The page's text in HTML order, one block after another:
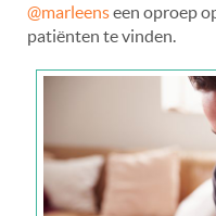
@marleenseen oproep
patiënten te vinden.